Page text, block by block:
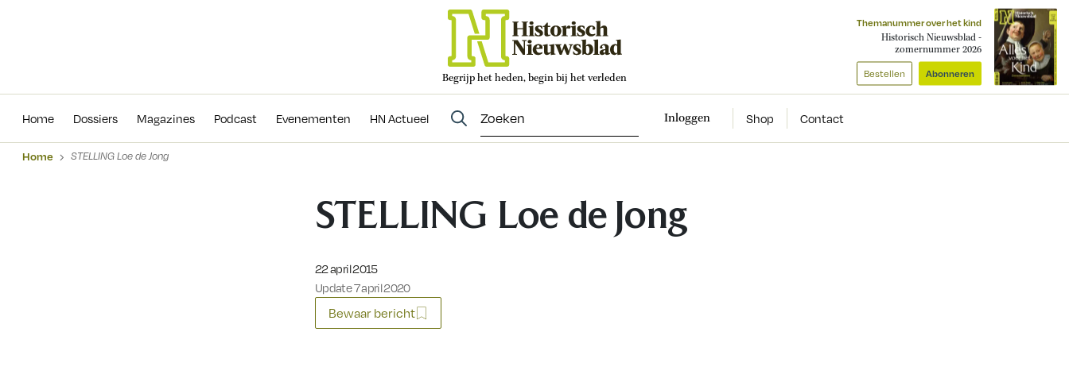
Begrijp het heden, begin bij het verleden
Themanummer over het kind
Historisch Nieuwsblad -
zomernummer 2026
Bestellen Abonneren
Home Dossiers Magazines Podcast Evenementen HN Actueel Inloggen Shop Contact
Evenementen
Home STELLING Loe de Jong
STELLING Loe de Jong
Gepubliceerd op:
22 april 2015
Update 7 april 2020
Bewaar bericht